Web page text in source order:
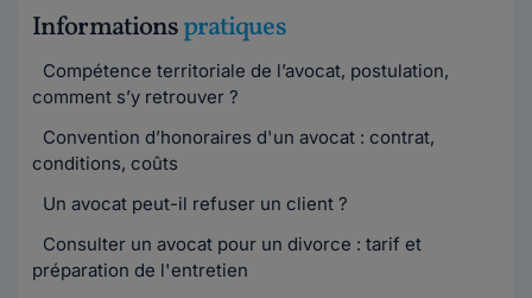
Informationspratiques
Compétence territoriale de l’avocat, postulation,
comment s’y retrouver ?
Convention d’honoraires d'un avocat : contrat,
conditions, coûts
Un avocat peut-il refuser un client ?
Consulter un avocat pour un divorce : tarif et
préparation de l'entretien